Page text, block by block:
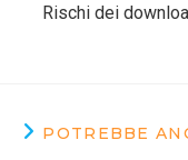
Rischi dei
POTREBBE